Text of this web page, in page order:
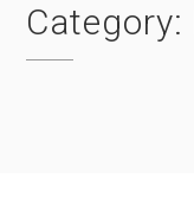
Category: